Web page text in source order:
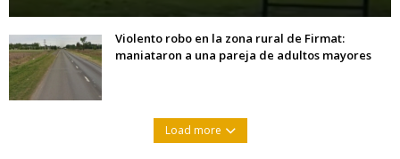
Violento robo en la zona rural de Firmat:
maniataron a una pareja de adultos mayores
Load more